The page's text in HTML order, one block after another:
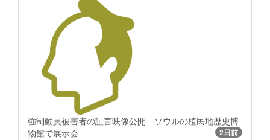
強制動員被害者の証言映像公開 ソウルの植民地歴史博
物館で展示会
2日前